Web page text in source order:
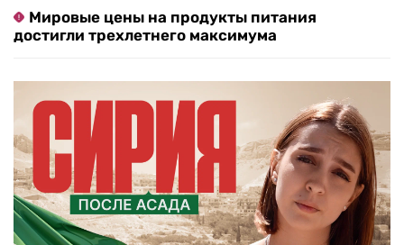
Мировые цены на продукты питания
достигли трехлетнего максимума